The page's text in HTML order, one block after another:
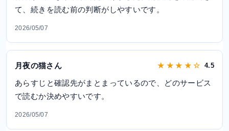
て、続きを読む前の判断がしやすいです。
2026/05/07
月夜の猫さん ★ ★ ★ ★ ☆ 4.5
あらすじと確認先がまとまっているので、どのサービス
で読むか決めやすいです。
2026/05/07